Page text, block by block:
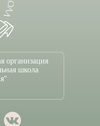
организация
школа